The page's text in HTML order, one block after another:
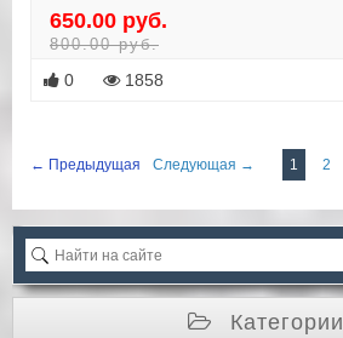
650.00 руб.
800.00 руб.
0 1858
← Предыдущая Следующая → 1 2
Категории